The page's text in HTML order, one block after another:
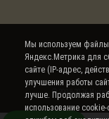
© 2008-2026
Мы используем
Яндекс.Метрика для
сайте (IP-адрес,
улучшения работы
лучше. Продолжая
использование